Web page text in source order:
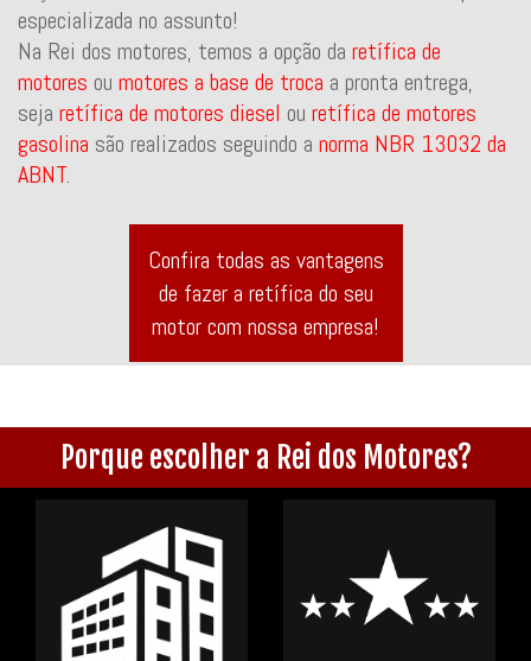
especializada no assunto!
Na Rei dos motores, temos a opção da retífica de
motores ou motores a base de troca a pronta entrega,
seja retífica de motores diesel ou retífica de motores
gasolina são realizados seguindo a norma NBR 13032 da
ABNT.
Confira todas as vantagens
de fazer a retífica do seu
motor com nossa empresa!
Porque escolher a Rei dos Motores?